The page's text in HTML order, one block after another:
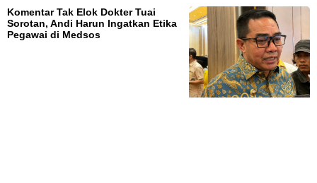
Komentar Tak Elok Dokter Tuai
Sorotan, Andi Harun Ingatkan Etika
Pegawai di Medsos